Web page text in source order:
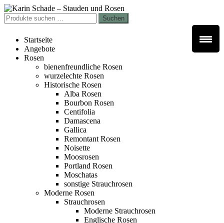
Zur
Navigation
springen
Zum
Inhalt
springen
Suchen
nach:
Suchen
Startseite
Angebote
Rosen
bienenfreundliche Rosen
wurzelechte Rosen
Historische Rosen
Alba Rosen
Bourbon Rosen
Centifolia
Damascena
Gallica
Remontant Rosen
Noisette
Moosrosen
Portland Rosen
Moschatas
sonstige Strauchrosen
Moderne Rosen
Strauchrosen
Moderne Strauchrosen
Englische Rosen